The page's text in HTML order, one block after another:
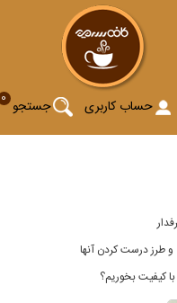
0 جستجو حساب کاربری
انواع املت انگلیسی و آمریکایی
طرز درست کردن آنها
کیفیت بخوریم؟